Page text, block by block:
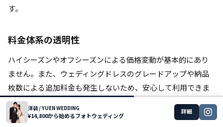
す。
料金体系の透明性
ハイシーズンやオフシーズンによる価格変動が基本的にあり
ません。また、ウェディングドレスのグレードアップや納品
枚数による追加料金も発生しないため、安心して利用できま
す。
洋装 / YUEN WEDDING
¥14,800から始めるフォトウェディング
詳細